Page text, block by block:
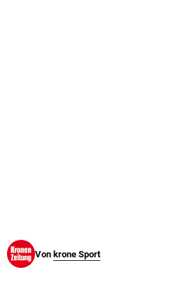
Von krone Sport